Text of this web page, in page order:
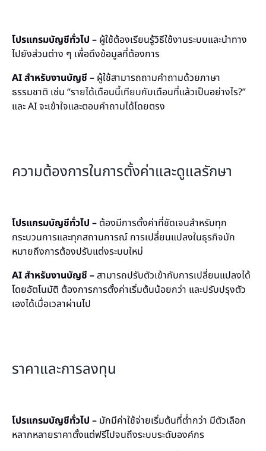
โปรแกรมบัญชีทั่วไป – ผู้ใช้ต้องเรียนรู้วิธีใช้งานระบบและนำทาง
ไปยังส่วนต่าง ๆ เพื่อดึงข้อมูลที่ต้องการ
AI สำหรับงานบัญชี – ผู้ใช้สามารถถามคำถามด้วยภาษา
ธรรมชาติ เช่น “รายได้เดือนนี้เทียบกับเดือนที่แล้วเป็นอย่างไร?”
และ AI จะเข้าใจและตอบคำถามได้โดยตรง
ความต้องการในการตั้งค่าและดูแลรักษา
โปรแกรมบัญชีทั่วไป – ต้องมีการตั้งค่าที่ชัดเจนสำหรับทุก
กระบวนการและทุกสถานการณ์ การเปลี่ยนแปลงในธุรกิจมัก
หมายถึงการต้องปรับแต่งระบบใหม่
AI สำหรับงานบัญชี –สามารถปรับตัวเข้ากับการเปลี่ยนแปลงได้
โดยอัตโนมัติ ต้องการการตั้งค่าเริ่มต้นน้อยกว่า และปรับปรุงตัว
เองได้เมื่อเวลาผ่านไป
ราคาและการลงทุน
โปรแกรมบัญชีทั่วไป – มักมีค่าใช้จ่ายเริ่มต้นที่ต่ำกว่า มีตัวเลือก
หลากหลายราคาตั้งแต่ฟรีไปจนถึงระบบระดับองค์กร